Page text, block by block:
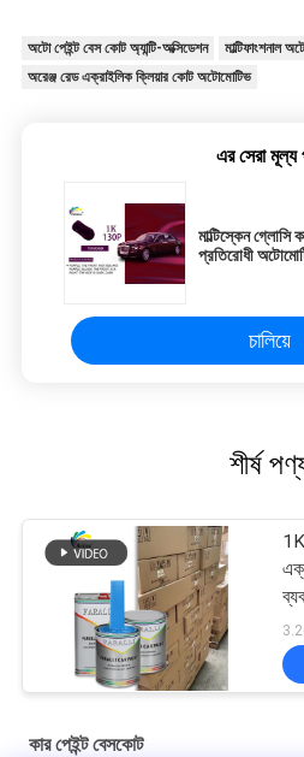
অটো পেইন্ট বেস কোট অ্যান্টি-অক্সিডেশন
মাল্টিফাংশনাল
অরেঞ্জ রেড এক্রাইলিক ক্লিয়ার কোট অটোমোটিভ
এর সেরা মূল্য
মাল্টিস্কেন
প্রতিরোধী
চালিয়ে
শীর্ষ
কার পেইন্ট বেসকোট